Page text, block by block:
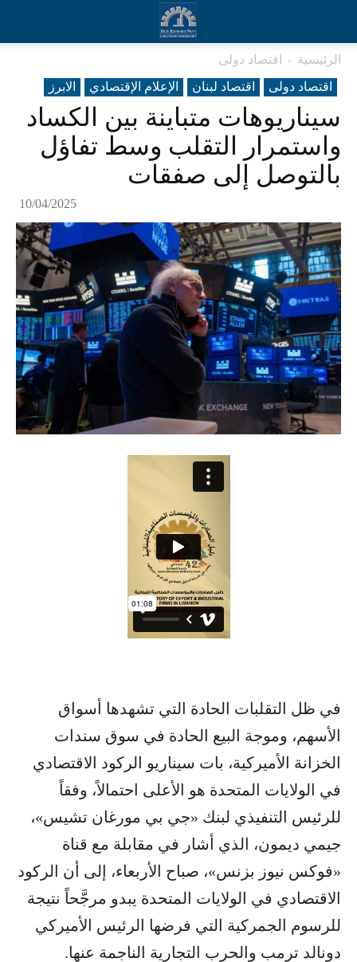
الرئيسية
اقتصاد دولی
اقتصاد دولی
اقتصاد لبنان الإعلام الإقتصادي الابرز
سيناريوهات متباينة بين الكساد
واستمرار التقلب وسط تفاؤل
بالتوصل إلى صفقات
10/04/2025
في ظل التقلبات الحادة التي تشهدها أسواق
الأسهم، وموجة البيع الحادة في سوق سندات
الخزانة الأميركية، بات سيناريو الركود الاقتصادي
في الولايات المتحدة هو الأعلى احتمالاً، وفقاً
للرئيس التنفيذي لبنك «جي بي مورغان تشيس»،
جيمي ديمون، الذي أشار في مقابلة مع قناة
«فوكس نيوز بزنس»، صباح الأربعاء، إلى أن الركود
الاقتصادي في الولايات المتحدة يبدو مرجَّحاً نتيجة
للرسوم الجمركية التي فرضها الرئيس الأميركي
دونالد ترمب والحرب التجارية الناجمة عنها.